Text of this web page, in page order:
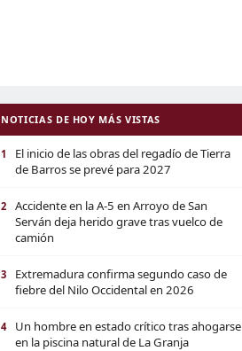
NOTICIAS DE HOY MÁS VISTAS
1
El inicio de las obras del regadío de Tierra
de Barros se prevé para 2027
2
Accidente en la A-5 en Arroyo de San
Serván deja herido grave tras vuelco de
camión
3
Extremadura confirma segundo caso de
fiebre del Nilo Occidental en 2026
4
Un hombre en estado crítico tras ahogarse
en la piscina natural de La Granja